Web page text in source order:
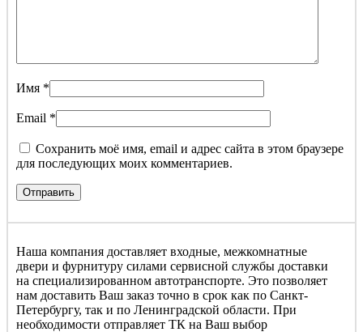
Имя *
Email *
Сохранить моё имя, email и адрес сайта в этом браузере
для последующих моих комментариев.
Наша компания доставляет входные, межкомнатные
двери и фурнитуру силами сервисной службы доставки
на специализированном автотранспорте. Это позволяет
нам доставить Ваш заказ точно в срок как по Санкт-
Петербургу, так и по Ленинградской области. При
необходимости отправляет ТК на Ваш выбор